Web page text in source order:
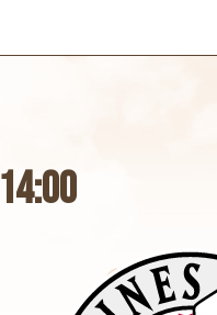
14:00